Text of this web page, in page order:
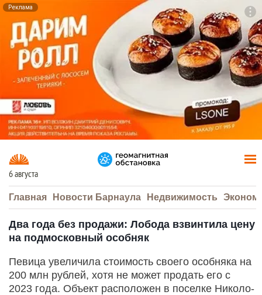
Реклама
6 августа
Главная Новости Барнаула Недвижимость
Два года без продажи: Лобода взвинтила цену
на подмосковный особняк
Певица увеличила стоимость своего особняка на
200 млн рублей, хотя не может продать его с
2023 года. Объект расположен в поселке Николо-